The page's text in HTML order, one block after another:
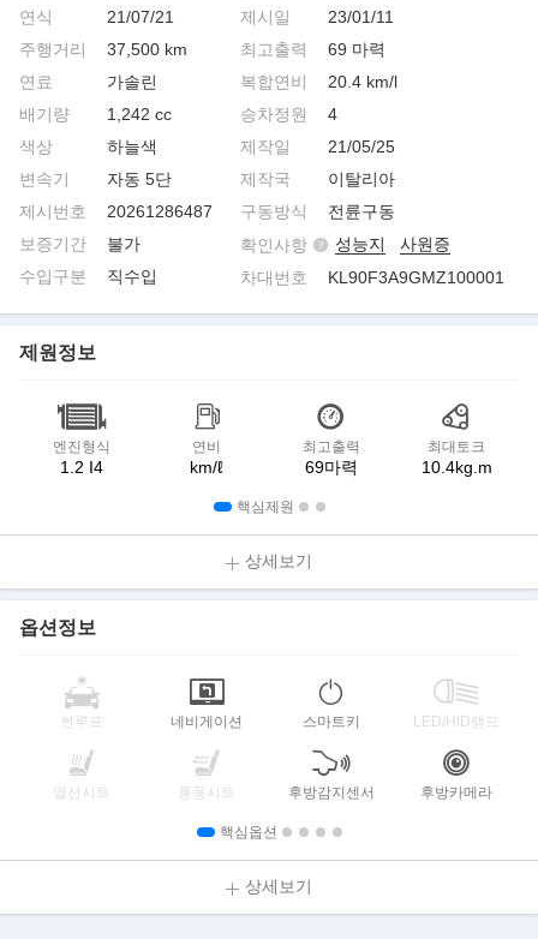
연식
21/07/21
주행거리
37,500 km
연료
가솔린
배기량
1,242 cc
색상
하늘색
변속기
자동 5단
제시번호
20261286487
보증기간
불가
수입구분
직수입
제시일
23/01/11
최고출력
69 마력
복합연비
20.4 km/l
승차정원
4
제작일
21/05/25
제작국
이탈리아
구동방식
전륜구동
확인사항
성능지
사원증
차대번호
KL90F3A9GMZ100001
제원정보
엔진형식
1.2 I4
연비
km/ℓ
최고출력
69마력
최대토크
10.4kg.m
핵심제원
상세보기
옵션정보
썬루프 네비게이션 스마트키 LED/HID램프
열선시트 통풍시트 후방감지센서 후방카메라
핵심옵션
상세보기